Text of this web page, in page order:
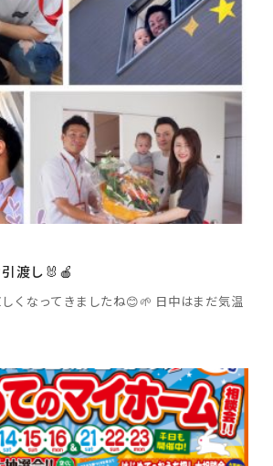
渡し🐰🍎
くなってきましたね😊🌱 日中はまだ気温